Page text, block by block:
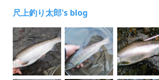
尺上釣り太郎's blog